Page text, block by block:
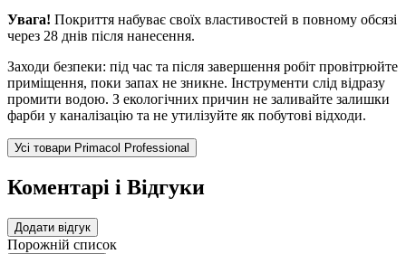
Увага! Покриття набуває своїх властивостей в повному обсязі
через 28 днів після нанесення.
Заходи безпеки: під час та після завершення робіт провітрюйте
приміщення, поки запах не зникне. Інструменти слід відразу
промити водою. З екологічних причин не заливайте залишки
фарби у каналізацію та не утилізуйте як побутові відходи.
Усі товари Primacol Professional
Коментарі і Відгуки
Додати відгук
Порожній список